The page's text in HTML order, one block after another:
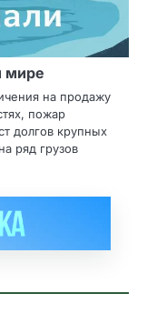
мире
на продажу
пожар
долгов крупных
ряд грузов